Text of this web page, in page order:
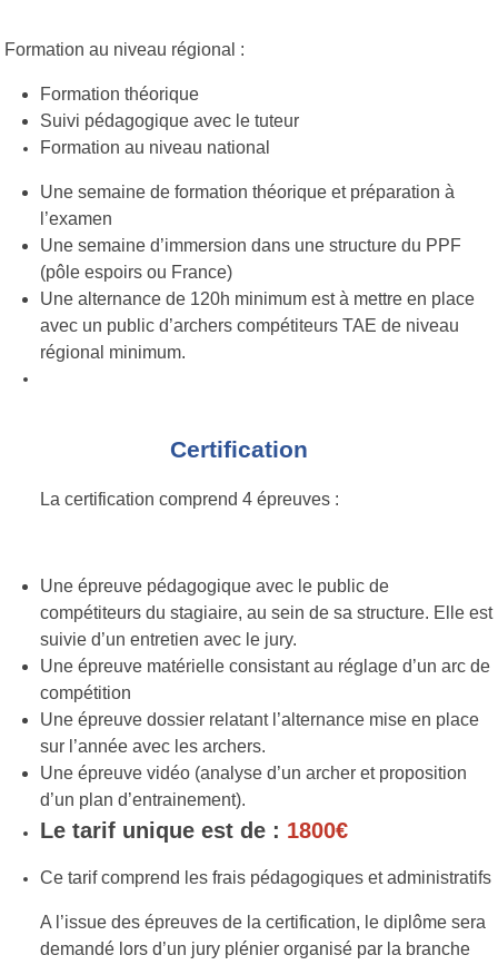
Formation au niveau régional :
Formation théorique
Suivi pédagogique avec le tuteur
Formation au niveau national
Une semaine de formation théorique et préparation à
l’examen
Une semaine d’immersion dans une structure du PPF
(pôle espoirs ou France)
Une alternance de 120h minimum est à mettre en place
avec un public d’archers compétiteurs TAE de niveau
régional minimum.
Certification
La certification comprend 4 épreuves :
Une épreuve pédagogique avec le public de
compétiteurs du stagiaire, au sein de sa structure. Elle est
suivie d’un entretien avec le jury.
Une épreuve matérielle consistant au réglage d’un arc de
compétition
Une épreuve dossier relatant l’alternance mise en place
sur l’année avec les archers.
Une épreuve vidéo (analyse d’un archer et proposition
d’un plan d’entrainement).
Le tarif unique est de : 1800€
Ce tarif comprend les frais pédagogiques etadministratifs
A l’issue des épreuves de la certification, le diplôme sera
demandé lors d’un jury plénier organisé par la branche